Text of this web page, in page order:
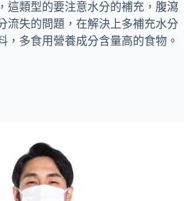
這類型的要注意水分的補充，腹瀉
流失的問題，在解決上多補充水分
，多食用營養成分含量高的食物。